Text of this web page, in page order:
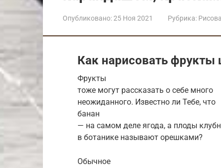
Опубликовано:25 Ноя 2021 Рубрика:
Как нарисовать фрукты
Фрукты
тоже могут рассказать о себе много
неожиданного. Известно ли Тебе, что
банан
— на самом деле ягода, а плоды
в ботанике называют орешками?
Обычное